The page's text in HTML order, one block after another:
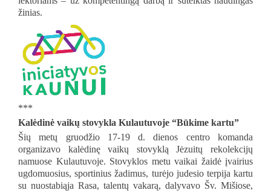
žinias.
***
Kalėdinė vaikų stovykla Kulautuvoje “Būkime kartu”
Šių metų gruodžio 17-19 d. dienos centro komanda
organizavo kalėdinę vaikų stovyklą Jėzuitų rekolekcijų
namuose Kulautuvoje. Stovyklos metu vaikai žaidė įvairius
ugdomuosius, sportinius žadimus, turėjo judesio terpija kartu
su nuostabiąja Rasa, talentų vakarą, dalyvavo Šv. Mišiose,